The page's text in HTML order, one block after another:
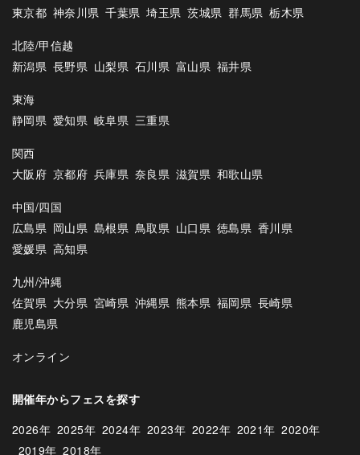
東京都 神奈川県 千葉県 埼玉県 茨城県 群馬県 栃木県
北陸/甲信越
新潟県 長野県 山梨県 石川県 富山県 福井県
東海
静岡県 愛知県 岐阜県 三重県
関西
大阪府 京都府 兵庫県 奈良県 滋賀県 和歌山県
中国/四国
広島県 岡山県 島根県 鳥取県 山口県 徳島県 香川県
愛媛県 高知県
九州/沖縄
佐賀県 大分県 宮崎県 沖縄県 熊本県 福岡県 長崎県
鹿児島県
オンライン
開催年からフェスを探す
2026年 2025年 2024年 2023年 2022年 2021年 2020年
2019年 2018年